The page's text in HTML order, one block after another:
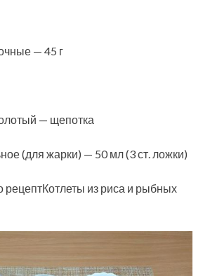
— 45 г
— щепотка
(для жарки) — 50 мл (3 ст. ложки)
из риса и рыбных